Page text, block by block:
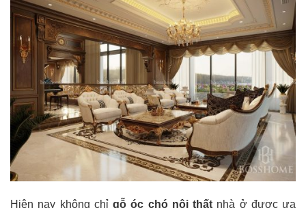
Hiện nay không chỉ gỗ óc chó nội thất nhà ở được ưa